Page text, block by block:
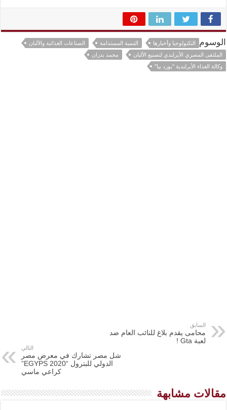
الوسوم التكنولوجيا وأخبارها التنمية المستدامة
الصناعات الغذائية والألبان
الملتقى المصري الأيرلندي لتصنيع الألبان
محمد بدران
وكالة الغذاء الأيرلندية "بورد بيا"
السابق
محامى يقدم بلاغ للنائب العام ضد
لعبة Gta !
التالي
شل مصر تشارك في معرض مصر
الدولي للبترول “EGYPS 2020”
كراعي ماسي
مقالات مشابهة